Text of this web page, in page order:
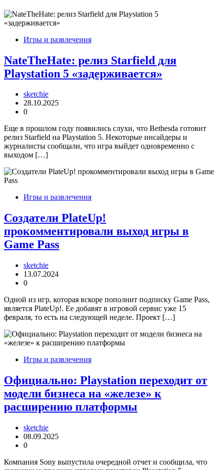
Игры и развлечения
NateTheHate: релиз Starfield для
Playstation 5 «задерживается»
sketchie
28.10.2025
0
Еще в прошлом году появились слухи, что Bethesda готовит
релиз Starfield на Playstation 5. Некоторые инсайдеры и
журналисты сообщали, что игра выйдет одновременно с
выходом […]
Игры и развлечения
Создатели PlateUp!
прокомментировали выход игры в
Game Pass
sketchie
13.07.2024
0
Одной из игр, которая вскоре пополнит подписку Game Pass,
является PlateUp!. Ее добавят в игровой сервис уже 15
февраля, то есть на следующей неделе. Проект […]
Игры и развлечения
Официально: Playstation переходит от
модели бизнеса на «железе» к
расширению платформы
sketchie
08.09.2025
0
Компания Sony выпустила очередной отчет и сообщила, что